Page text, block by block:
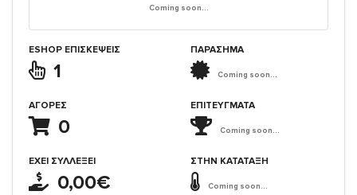
Coming soon...
ESHOP ΕΠΙΣΚΈΨΕΙΣ
1
ΑΓΟΡΈΣ
0
ΈΧΕΙ ΣΥΛΛΈΞΕΙ
0,00€
ΠΑΡΑΣΗΜΑ
Coming soon...
ΕΠΙΤΕΎΓΜΑΤΑ
Coming soon...
ΣΤΗΝ ΚΑΤΆΤΑΞΗ
Coming soon...